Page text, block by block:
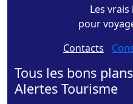
Les
pour
Contacts -
Tous les bons
Alertes Tourisme